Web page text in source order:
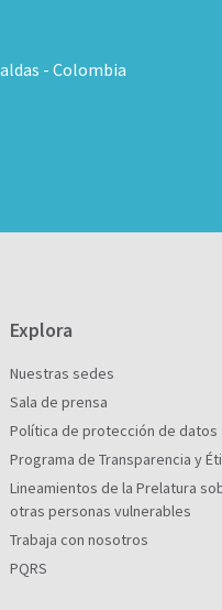
- Colombia
Explora
Nuestras sedes
Sala de prensa
Política de protección de datos
Programa de Transparencia y
Lineamientos de la Prelatura
otras personas vulnerables
Trabaja con nosotros
PQRS